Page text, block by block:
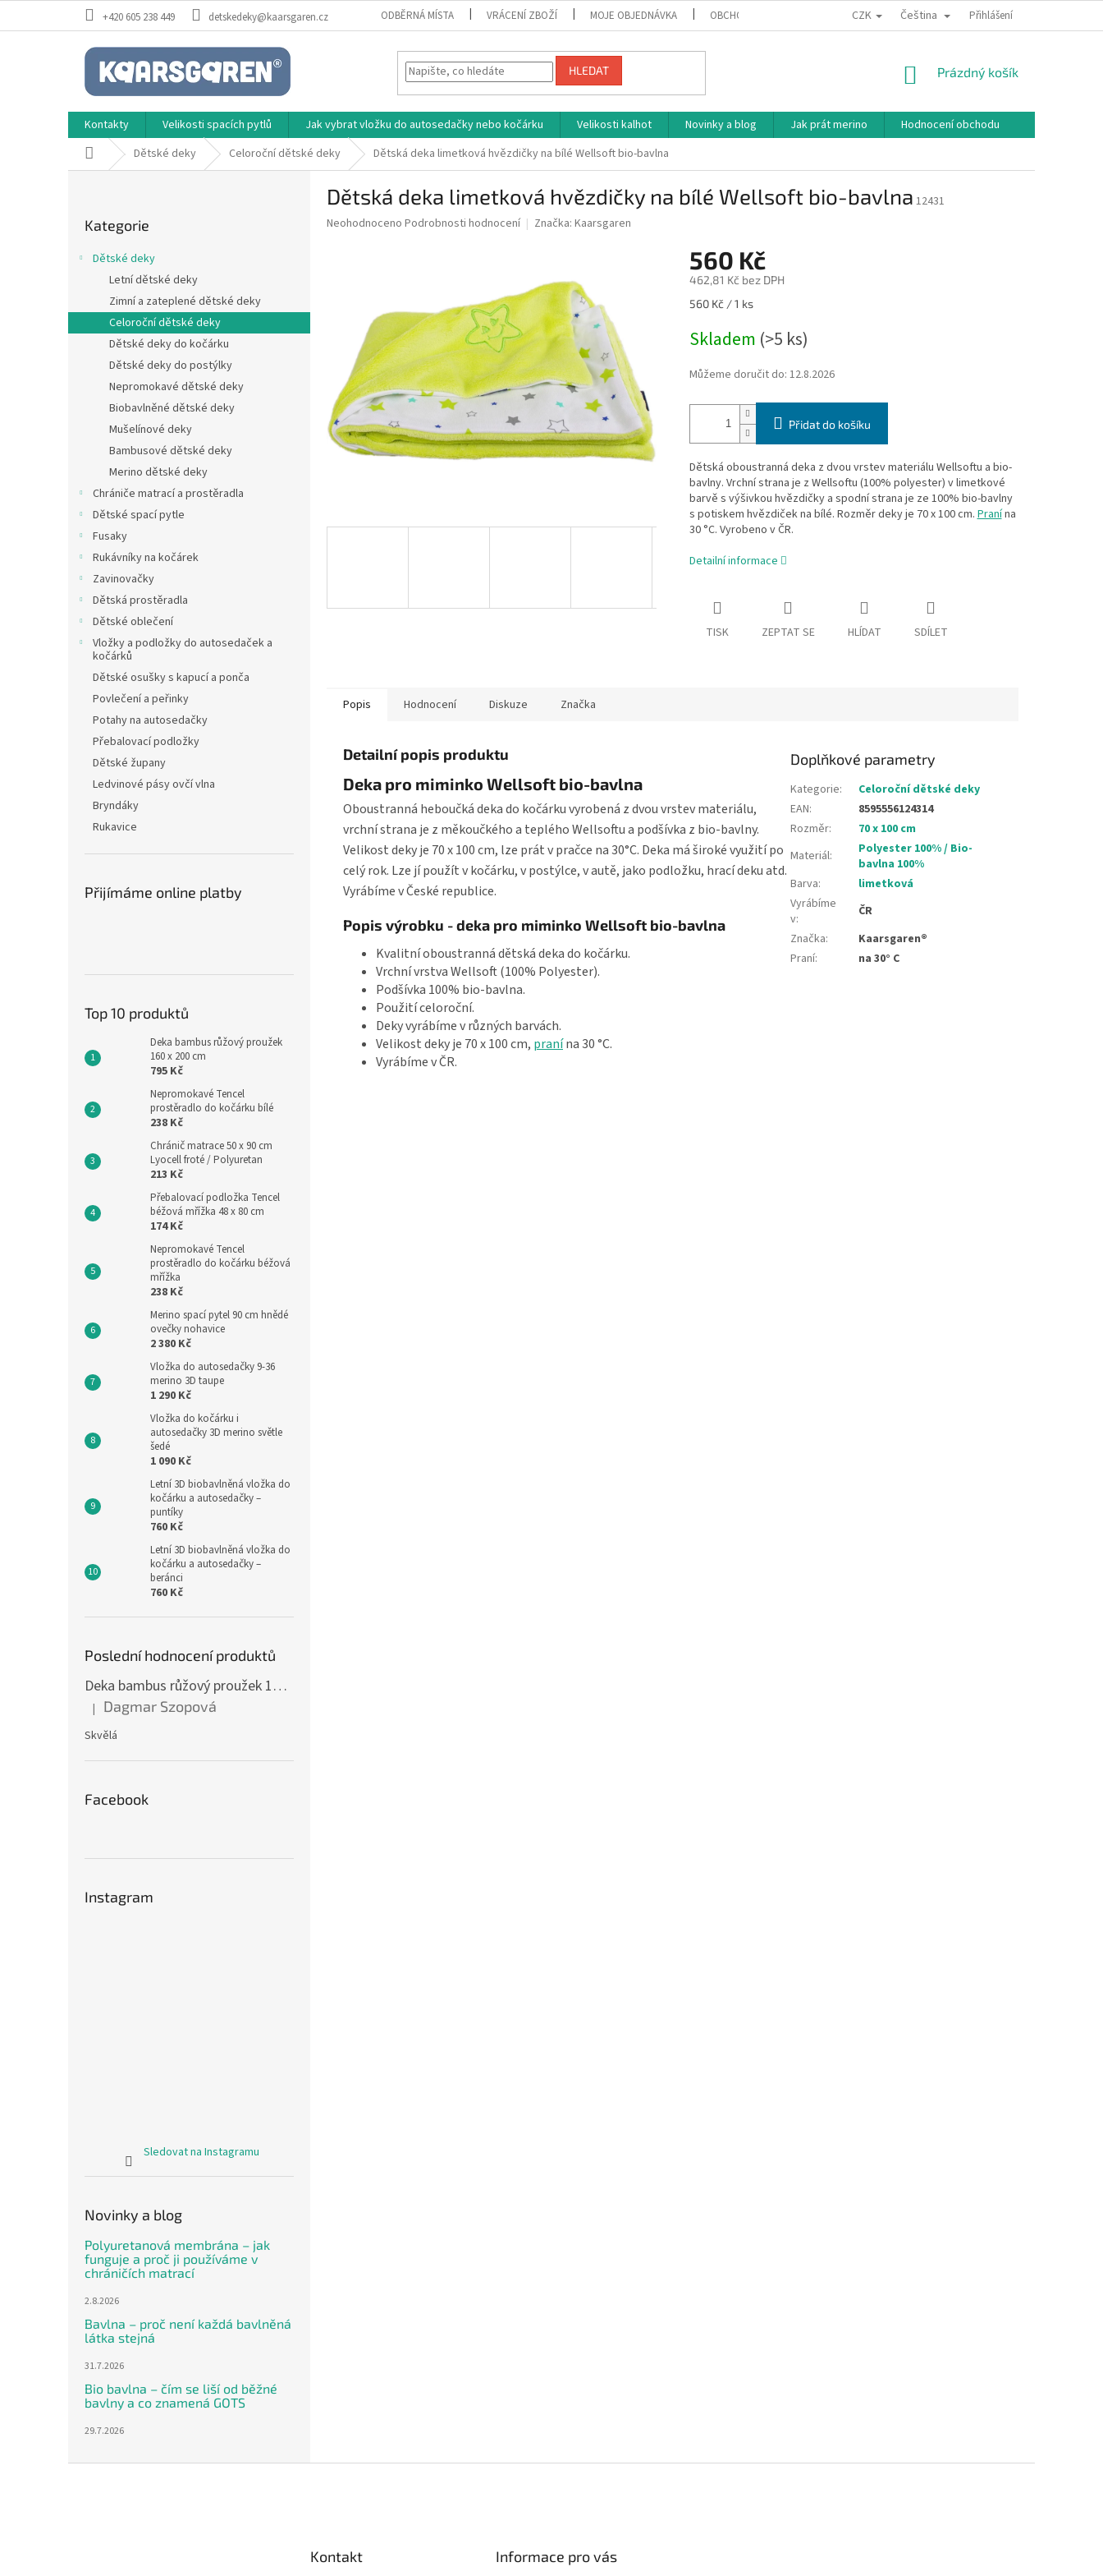
+420 605 238 449 detskedeky@kaarsgaren.cz ODBĚRNÁ MÍSTA VRÁCENÍ ZBOŽÍ MOJE OBJEDNÁVKA OBCHODNÍ PODMÍNKY PODMÍNKY OCHRANY OSOBNÍCH ÚDAJŮ
CZK Čeština Přihlášení
HLEDAT
NÁKUPNÍ
Prázdný košík
Kontakty Velikosti spacích pytlů Jak vybrat vložku do autosedačky nebo kočárku Velikosti kalhot Novinky a blog Jak prát merino
Hodnocení obchodu
Domů Dětské deky Celoroční dětské deky Dětská deka limetková hvězdičky na bílé Wellsoft bio-bavlna
kategorie
Kategorie
Dětské deky
Letní dětské deky
Zimní a zateplené dětské deky
Celoroční dětské deky
Dětské deky do kočárku
Dětské deky do postýlky
Nepromokavé dětské deky
Biobavlněné dětské deky
Mušelínové deky
Bambusové dětské deky
Merino dětské deky
Chrániče matrací a prostěradla
Dětské spací pytle
Fusaky
Rukávníky na kočárek
Zavinovačky
Dětská prostěradla
Dětské oblečení
Vložky a podložky do autosedaček a
kočárků
Dětské osušky s kapucí a ponča
Povlečení a peřinky
Potahy na autosedačky
Přebalovací podložky
Dětské župany
Ledvinové pásy ovčí vlna
Bryndáky
Rukavice
Přijímáme online platby
Top 10 produktů
Deka bambus růžový proužek
160 x 200 cm
795 Kč
Nepromokavé Tencel
prostěradlo do kočárku bílé
238 Kč
Chránič matrace 50 x 90 cm
Lyocell froté / Polyuretan
213 Kč
Přebalovací podložka Tencel
béžová mřížka 48 x 80 cm
174 Kč
Nepromokavé Tencel
prostěradlo do kočárku béžová
mřížka
238 Kč
Merino spací pytel 90 cm hnědé
ovečky nohavice
2 380 Kč
Vložka do autosedačky 9-36
merino 3D taupe
1 290 Kč
Vložka do kočárku i
autosedačky 3D merino světle
šedé
1 090 Kč
Letní 3D biobavlněná vložka do
kočárku a autosedačky –
puntíky
760 Kč
Letní 3D biobavlněná vložka do
kočárku a autosedačky –
beránci
760 Kč
Poslední hodnocení produktů
Deka bambus růžový proužek 160 x 200 cm
Hodnocení produktu je 5 z 5 hvězdiček.
| Dagmar Szopová
Skvělá
Facebook
Instagram
Sledovat na Instagramu
Novinky a blog
Polyuretanová membrána – jak
funguje a proč ji používáme v
chráničích matrací
2.8.2026
Bavlna – proč není každá bavlněná
látka stejná
31.7.2026
Bio bavlna – čím se liší od běžné
bavlny a co znamená GOTS
29.7.2026
Dětská deka limetková hvězdičky na bílé Wellsoft bio-bavlna 12431
Průměrné
hvězdiček.
Neohodnoceno Podrobnosti hodnocení Značka: Kaarsgaren
560 Kč
462,81 Kč bez DPH
Měrná
560 Kč / 1 ks
Skladem (>5 ks)
Můžeme doručit do: 12.8.2026
Přidat do košíku
Dětská oboustranná deka z dvou vrstev materiálu Wellsoftu a bio-
bavlny. Vrchní strana je z Wellsoftu (100% polyester) v limetkové
barvě s výšivkou hvězdičky a spodní strana je ze 100% bio-bavlny
s potiskem hvězdiček na bílé. Rozměr deky je 70 x 100 cm.Pranína
30 °C. Vyrobeno v ČR.
Detailní informace
TISK ZEPTAT SE HLÍDAT SDÍLET
Popis Hodnocení Diskuze Značka
Detailní popis produktu
Deka pro miminko Wellsoft bio-bavlna
Oboustranná heboučká deka do kočárku vyrobená z dvou vrstev materiálu,
vrchní strana je z měkoučkého a teplého Wellsoftu a podšívka z bio-bavlny.
Velikost deky je 70 x 100 cm, lze prát v pračce na 30°C. Deka má široké využití po
celý rok. Lze jí použít v kočárku, v postýlce, v autě, jako podložku, hrací deku atd.
Vyrábíme v České republice.
Popis výrobku - deka pro miminko Wellsoft bio-bavlna
Kvalitní oboustranná dětská deka do kočárku.
Vrchní vrstva Wellsoft (100% Polyester).
Podšívka 100% bio-bavlna.
Použití celoroční.
Deky vyrábíme v různých barvách.
Velikost deky je 70 x 100 cm, pranína 30 °C.
Vyrábíme v ČR.
Doplňkové parametry
Kategorie:
Celoroční dětské deky
EAN:
8595556124314
Rozměr:
70 x 100 cm
Materiál:
Polyester 100% / Bio-
bavlna 100%
Barva:
limetková
Vyrábíme
v:
ČR
Značka:
Kaarsgaren®
Praní: na 30° C
Kontakt Informace pro vás